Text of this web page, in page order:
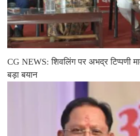
CG NEWS: शिवलिंग पर अभद्र टिप्पणी
बड़ा बयान